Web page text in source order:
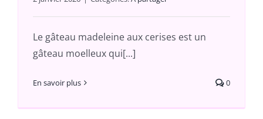
Le gâteau madeleine aux cerises est un
gâteau moelleux qui[...]
En savoir plus 0